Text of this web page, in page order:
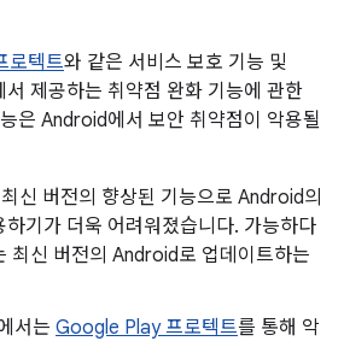
로텍트와 같은 서비스 보호 기능 및
서 제공하는 취약점 완화 기능에 관한
은 Android에서 보안 취약점이 악용될
신 버전의 향상된 기능으로 Android의
하기가 더욱 어려워졌습니다. 가능하다
최신 버전의 Android로 업데이트하는
서는 Google Play 프로텍트를 통해 악